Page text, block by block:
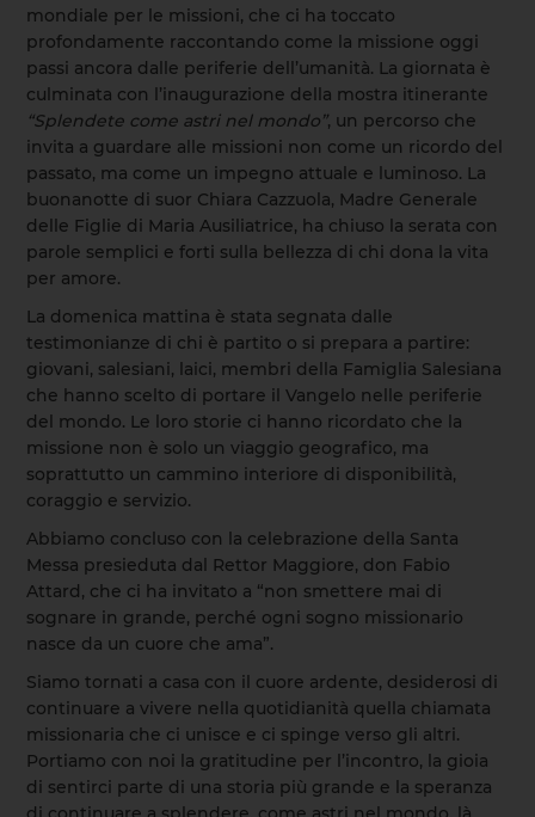
mondiale per le missioni, che ci ha toccato
profondamente raccontando come la missione oggi
passi ancora dalle periferie dell’umanità. La giornata è
culminata con l’inaugurazione della mostra itinerante
“Splendete come astri nel mondo”, un percorso che
invita a guardare alle missioni non come un ricordo del
passato, ma come un impegno attuale e luminoso. La
buonanotte di suor Chiara Cazzuola, Madre Generale
delle Figlie di Maria Ausiliatrice, ha chiuso la serata con
parole semplici e forti sulla bellezza di chi dona la vita
per amore.
La domenica mattina è stata segnata dalle
testimonianze di chi è partito o si prepara a partire:
giovani, salesiani, laici, membri della Famiglia Salesiana
che hanno scelto di portare il Vangelo nelle periferie
del mondo. Le loro storie ci hanno ricordato che la
missione non è solo un viaggio geografico, ma
soprattutto un cammino interiore di disponibilità,
coraggio e servizio.
Abbiamo concluso con la celebrazione della Santa
Messa presieduta dal Rettor Maggiore, don Fabio
Attard, che ci ha invitato a “non smettere mai di
sognare in grande, perché ogni sogno missionario
nasce da un cuore che ama”.
Siamo tornati a casa con il cuore ardente, desiderosi di
continuare a vivere nella quotidianità quella chiamata
missionaria che ci unisce e ci spinge verso gli altri.
Portiamo con noi la gratitudine per l’incontro, la gioia
di sentirci parte di una storia più grande e la speranza